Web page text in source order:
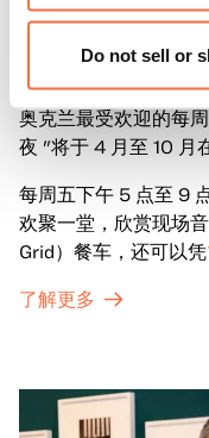
Do not sell or
晚间时间
周五晚上在
奥克兰最受欢迎的每
夜 "将于 4 月至 10 月
每周五下午 5 点至 9
欢聚一堂，欣赏现场
Grid）餐车，还可以凭
了解更多